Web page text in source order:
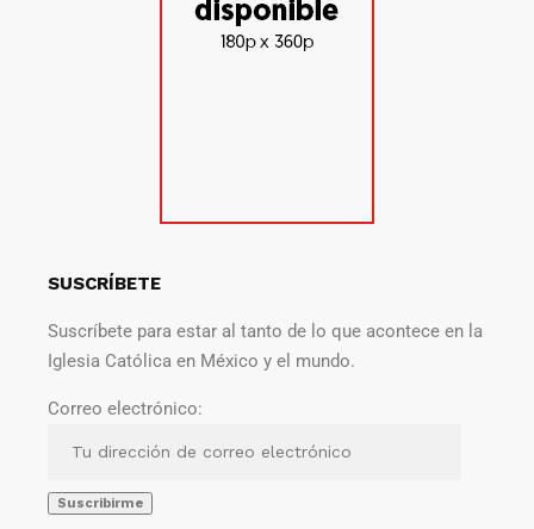
SUSCRÍBETE
Suscríbete para estar al tanto de lo que acontece en la
Iglesia Católica en México y el mundo.
Correo electrónico: